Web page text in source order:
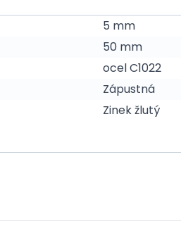
5 mm
50 mm
ocel C1022
Zápustná
Zinek žlutý